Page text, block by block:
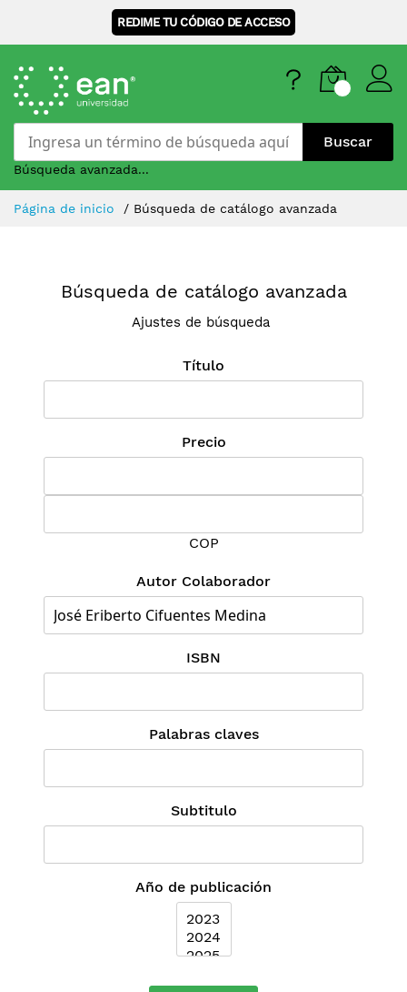
REDIME TU CÓDIGO DE ACCESO
Buscar
Búsqueda avanzada...
Skip
Página de inicio Búsqueda de catálogo avanzada
Búsqueda de catálogo avanzada
Ajustes de búsqueda
Título
Precio
COP
Autor Colaborador
ISBN
Palabras claves
Subtitulo
Año de publicación